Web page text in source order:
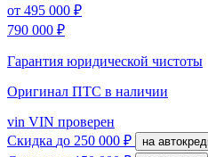
от 495 000 ₽
790 000 ₽
Гарантия юридической чистоты
Оригинал ПТС в наличии
vin VIN проверен
Скидка до 250 000 ₽ на